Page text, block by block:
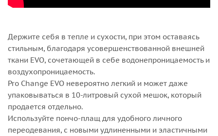
Держите себя в тепле и сухости, при этом оставаясь
стильным, благодаря усовершенствованной внешней
ткани EVO, сочетающей в себе водонепроницаемость и
воздухопроницаемость.
Pro Change EVO невероятно легкий и может даже
упаковываться в 10-литровый сухой мешок, который
продается отдельно.
Используйте пончо-плащ для удобного личного
переодевания, с новыми удлиненными и эластичными